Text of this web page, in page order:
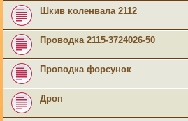
Шкив коленвала 2112
Проводка 2115-3724026-50
Проводка форсунок
Дроп